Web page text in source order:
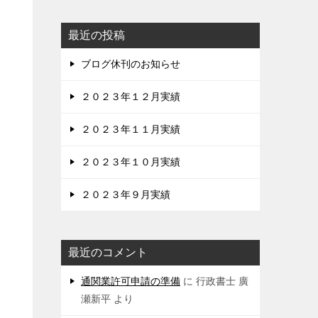
最近の投稿
ブログ休刊のお知らせ
２０２３年１２月実績
２０２３年１１月実績
２０２３年１０月実績
２０２３年９月実績
最近のコメント
通関業許可申請の準備 に 行政書士 廣
瀬新平 より